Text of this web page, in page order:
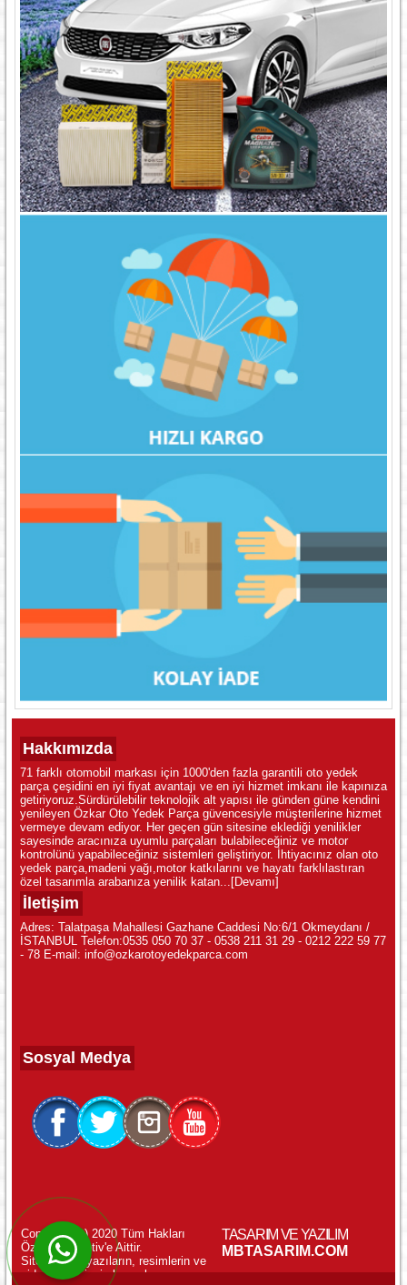
WhatsApp ile Online Destek!
Hakkımızda
71 farklı otomobil markası için 1000'den fazla garantili oto yedek
parça çeşidini en iyi fiyat avantajı ve en iyi hizmet imkanı ile kapınıza
getiriyoruz.Sürdürülebilir teknolojik alt yapısı ile günden güne kendini
yenileyen Özkar Oto Yedek Parça güvencesiyle müşterilerine hizmet
vermeye devam ediyor. Her geçen gün sitesine eklediği yenilikler
sayesinde aracınıza uyumlu parçaları bulabileceğiniz ve motor
kontrolünü yapabileceğiniz sistemleri geliştiriyor. İhtiyacınız olan oto
yedek parça,madeni yağı,motor katkılarını ve hayatı farklılastıran
özel tasarımla arabanıza yenilik katan... [Devamı]
İletişim
Adres: Talatpaşa Mahallesi Gazhane Caddesi No:6/1 Okmeydanı /
İSTANBUL Telefon:0535 050 70 37 - 0538 211 31 29 - 0212 222 59 77
- 78 E-mail: info@ozkarotoyedekparca.com
Sosyal Medya
Copyright (c) 2020 Tüm Hakları
Özkar Otomotiv'e Aittir.
Sitemizdeki yazıların, resimlerin ve
videoların izinsiz kopyalanması
TASARIM VE YAZILIM
MBTASARIM.COM